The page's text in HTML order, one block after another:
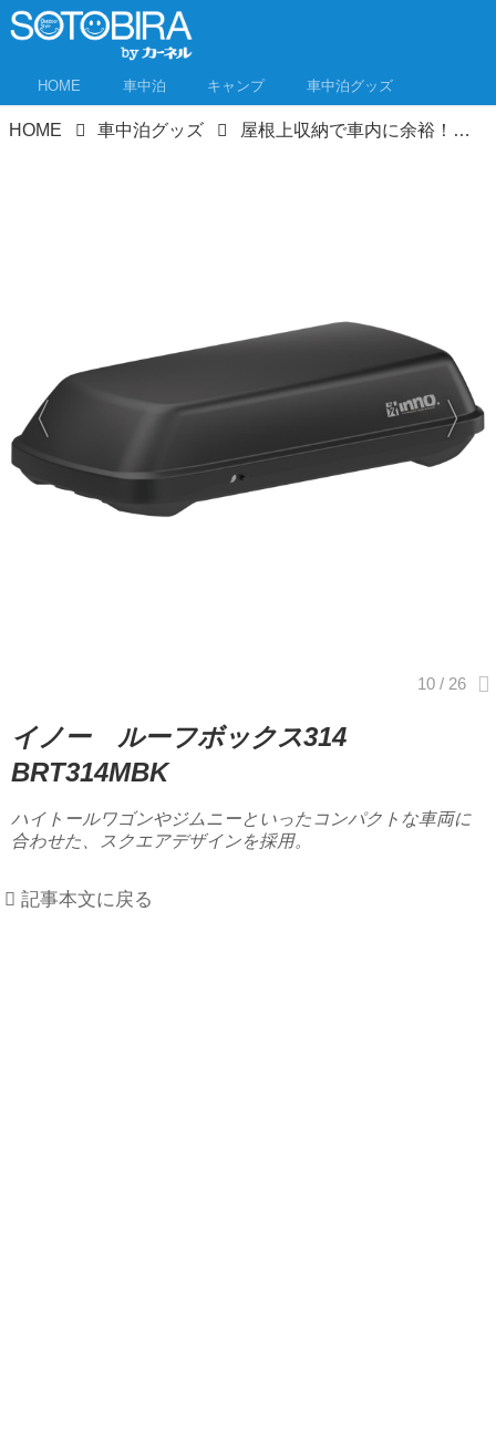
HOME 車中泊 キャンプ 車中泊グッズ
HOME 車中泊グッズ 屋根上収納で車内に余裕！ルーフボックス＆ルーフラックおすすめ11選＋α！
イノー ルーフボックス314
BRT314MBK
ハイトールワゴンやジムニーといったコンパクトな車両に
合わせた、スクエアデザインを採用。
記事本文に戻る